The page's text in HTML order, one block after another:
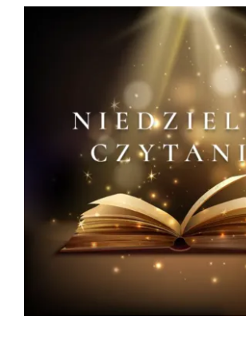
Aktualności
Duszpasterze
Grupy parafialne
Wspólnoty